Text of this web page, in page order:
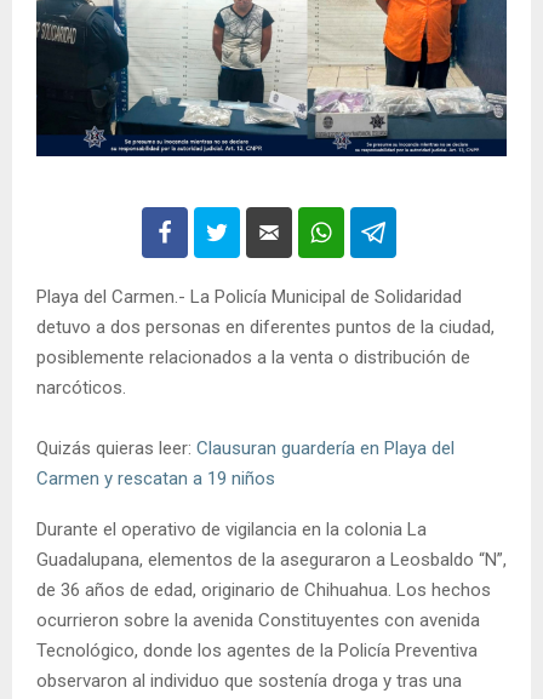
Playa del Carmen.- La Policía Municipal de Solidaridad
detuvo a dos personas en diferentes puntos de la ciudad,
posiblemente relacionados a la venta o distribución de
narcóticos.
Quizás quieras leer: Clausuran guardería en Playa del
Carmen y rescatan a 19 niños
Durante el operativo de vigilancia en la colonia La
Guadalupana, elementos de la aseguraron a Leosbaldo “N”,
de 36 años de edad, originario de Chihuahua. Los hechos
ocurrieron sobre la avenida Constituyentes con avenida
Tecnológico, donde los agentes de la Policía Preventiva
observaron al individuo que sostenía droga y tras una